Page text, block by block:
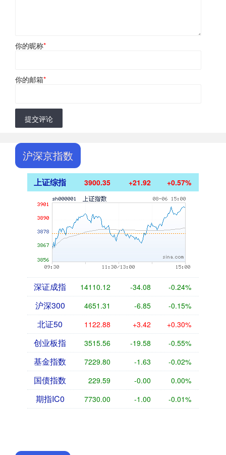
你的昵称*
你的邮箱*
提交评论
沪深京指数
上证综指 3900.35 +21.92 +0.57%
深证成指 14110.12 -34.08 -0.24%
沪深300 4651.31 -6.85 -0.15%
北证50 1122.88 +3.42 +0.30%
创业板指 3515.56 -19.58 -0.55%
基金指数 7229.80 -1.63 -0.02%
国债指数 229.59 -0.00 0.00%
期指IC0 7730.00 -1.00 -0.01%